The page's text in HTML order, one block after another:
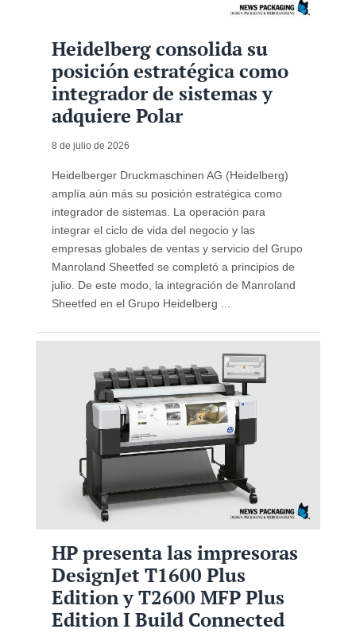
Heidelberg consolida su
posición estratégica como
integrador de sistemas y
adquiere Polar
8 de julio de 2026
Heidelberger Druckmaschinen AG (Heidelberg)
amplía aún más su posición estratégica como
integrador de sistemas. La operación para
integrar el ciclo de vida del negocio y las
empresas globales de ventas y servicio del Grupo
Manroland Sheetfed se completó a principios de
julio. De este modo, la integración de Manroland
Sheetfed en el Grupo Heidelberg ...
HP presenta las impresoras
DesignJet T1600 Plus
Edition y T2600 MFP Plus
Edition I Build Connected